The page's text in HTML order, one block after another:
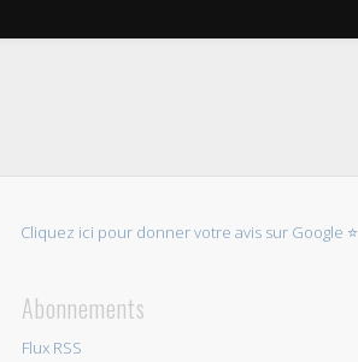
Cliquez ici pour donner votre avis sur Google ⭐
Abonnements
Flux RSS